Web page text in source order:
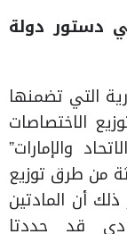
دستور دولة
التي تضمنها
الاختصاصات
والإمارات”
من طرق توزيع
أن المادتين
قد حددتا